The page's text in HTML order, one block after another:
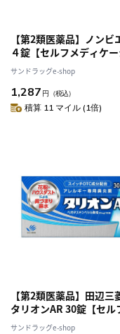
【第2類医薬品】ノンビ
４錠【セルフメディケ
税制対象】
サンドラッグe-shop
1,287 円 （税込）
積算 11 マイル (1倍)
【第2類医薬品】田辺三
タリオンAR 30錠【セル
ィケーション税制対象】
サンドラッグe-shop